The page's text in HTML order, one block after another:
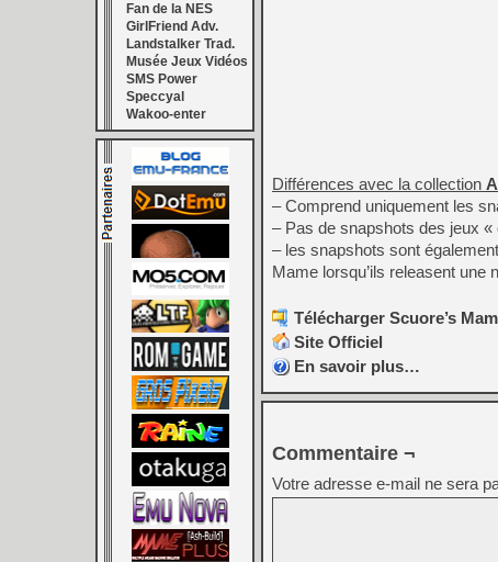
Fan de la NES
GirlFriend Adv.
Landstalker Trad.
Musée Jeux Vidéos
SMS Power
Speccyal
Wakoo-enter
Différences avec la collection
– Comprend uniquement les
– Pas de snapshots des jeux «
– les snapshots sont
Mame lorsqu’ils releasent
Télécharger Scuore’s
Site Officiel
En savoir plus…
Commentaire ¬
Votre adresse e-mail ne sera